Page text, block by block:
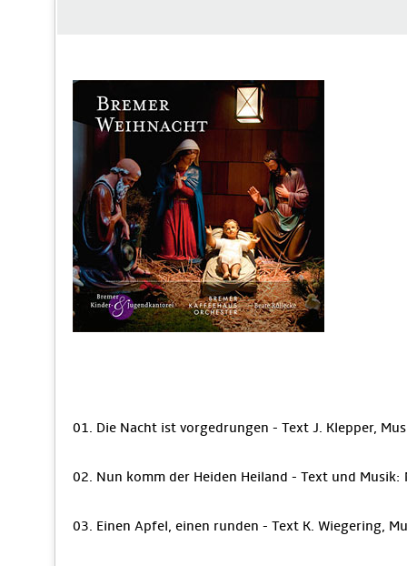
01. Die Nacht ist vorgedrungen - Text J. Klepper,
02. Nun komm der Heiden Heiland - Text und Musik:
03. Einen Apfel, einen runden - Text K. Wiegering,